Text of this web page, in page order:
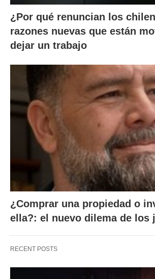
¿Por qué renuncian los
razones nuevas que están
dejar un trabajo
¿Comprar una propiedad o
ella?: el nuevo dilema de los
RECENT POSTS